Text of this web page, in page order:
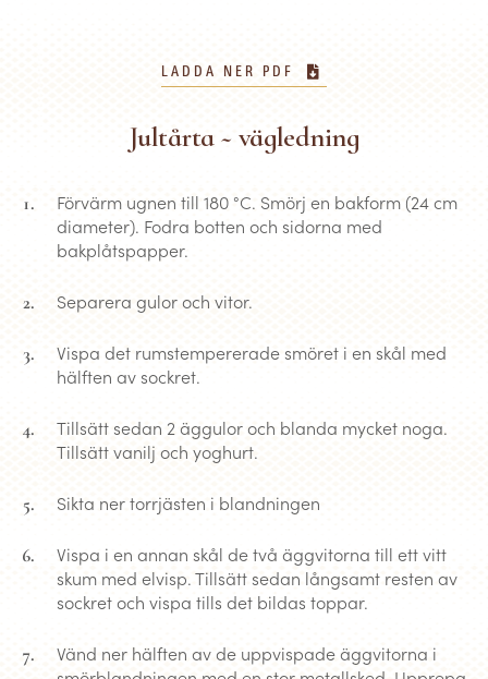
LADDA NER PDF
Jultårta ~ vägledning
Förvärm ugnen till 180 °C. Smörj en bakform (24 cm
diameter). Fodra botten och sidorna med
bakplåtspapper.
Separera gulor och vitor.
Vispa det rumstempererade smöret i en skål med
hälften av sockret.
Tillsätt sedan 2 äggulor och blanda mycket noga.
Tillsätt vanilj och yoghurt.
Sikta ner torrjästen i blandningen
Vispa i en annan skål de två äggvitorna till ett vitt
skum med elvisp. Tillsätt sedan långsamt resten av
sockret och vispa tills det bildas toppar.
Vänd ner hälften av de uppvispade äggvitorna i